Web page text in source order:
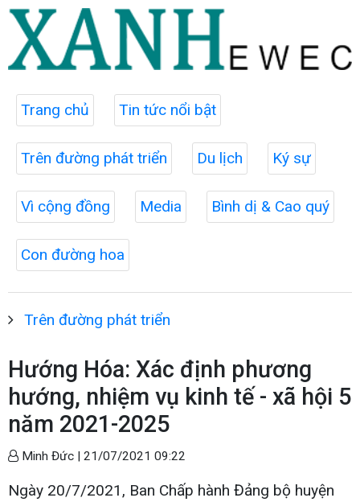
Trang chủ Tin tức nổi bật
Trên đường phát triển Du lịch Ký sự
Vì cộng đồng Media Bình dị & Cao quý
Con đường hoa
Trên đường phát triển
Hướng Hóa: Xác định phương
hướng, nhiệm vụ kinh tế - xã hội 5
năm 2021-2025
Minh Đức | 21/07/2021 09:22
Ngày 20/7/2021, Ban Chấp hành Đảng bộ huyện